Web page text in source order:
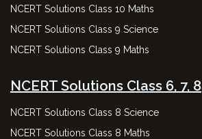
NCERT Solutions Class 10 Maths
NCERT Solutions Class 9 Science
NCERT Solutions Class 9 Maths
NCERT Solutions Class 6, 7, 8
NCERT Solutions Class 8 Science
NCERT Solutions Class 8 Maths